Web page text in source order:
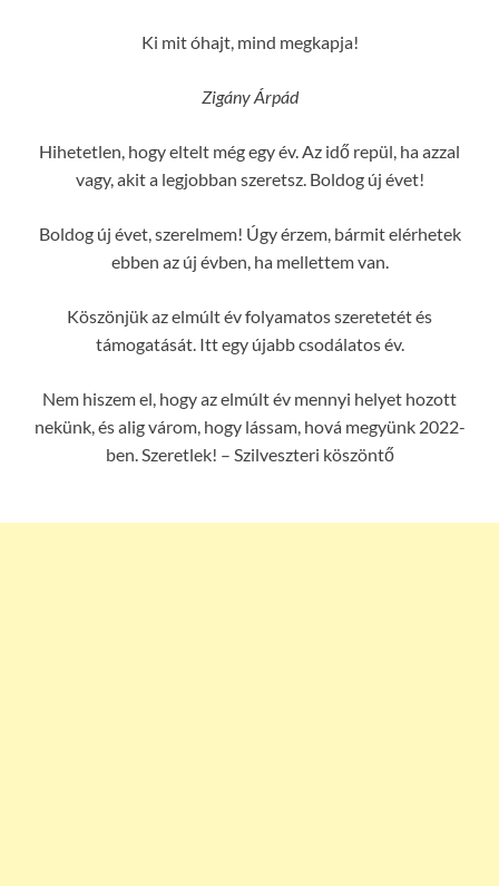
Ki mit óhajt, mind megkapja!
Zigány Árpád
Hihetetlen, hogy eltelt még egy év. Az idő repül, ha azzal
vagy, akit a legjobban szeretsz. Boldog új évet!
Boldog új évet, szerelmem! Úgy érzem, bármit elérhetek
ebben az új évben, ha mellettem van.
Köszönjük az elmúlt év folyamatos szeretetét és
támogatását. Itt egy újabb csodálatos év.
Nem hiszem el, hogy az elmúlt év mennyi helyet hozott
nekünk, és alig várom, hogy lássam, hová megyünk 2022-
ben. Szeretlek! – Szilveszteri köszöntő